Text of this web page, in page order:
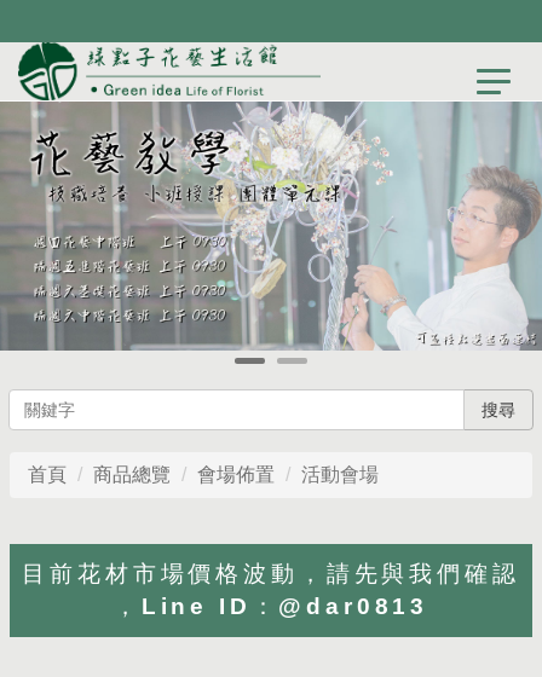
搜尋
首頁 商品總覽 會場佈置 活動會場
目前花材市場價格波動，請先與我們確認
，Line ID：@dar0813